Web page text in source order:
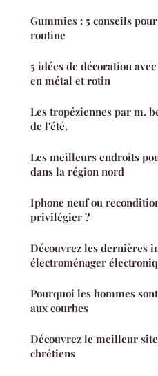
Gummies : 5 conseils
routine
5 idées de décoration
en métal et rotin
Les tropéziennes par m.
de l'été.
Les meilleurs endroits
dans la région nord
Iphone neuf ou
privilégier ?
Découvrez les dernières
électroménager
Pourquoi les hommes
aux courbes
Découvrez le meilleur
chrétiens